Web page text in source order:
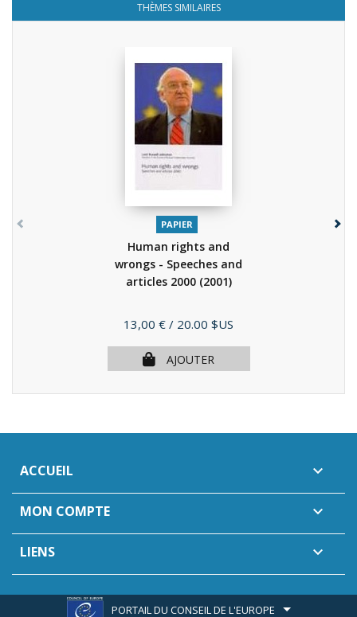
THÈMES SIMILAIRES
PAPIER
Human rights and
wrongs - Speeches and
articles 2000 (2001)
Prix
13,00 € / 20.00 $US
AJOUTER
ACCUEIL 
MON COMPTE 
LIENS 
PORTAIL DU CONSEIL DE L'EUROPE